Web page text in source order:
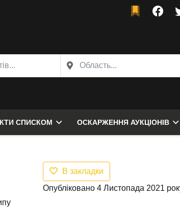
СПИСКОМ ОСКАРЖЕННЯ АУКЦІОНІВ
В закладки
Опубліковано 4 Листопада 2021